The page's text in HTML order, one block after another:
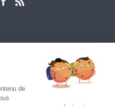
14 juillet
LENS
de